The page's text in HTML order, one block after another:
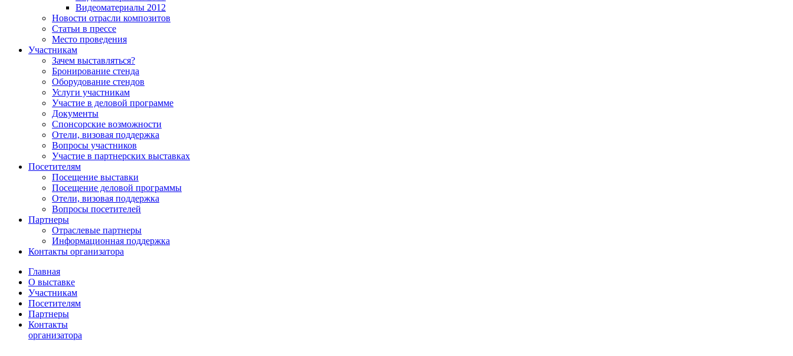
Видеоматериалы 2012
Новости отрасли композитов
Статьи в прессе
Место проведения
Участникам
Зачем выставляться?
Бронирование стенда
Оборудование стендов
Услуги участникам
Участие в деловой программе
Документы
Спонсорские возможности
Отели, визовая поддержка
Вопросы участников
Участие в партнерских выставках
Посетителям
Посещение выставки
Посещение деловой программы
Отели, визовая поддержка
Вопросы посетителей
Партнеры
Отраслевые партнеры
Информационная поддержка
Контакты организатора
Главная
О выставке
Участникам
Посетителям
Партнеры
Контакты
организатора